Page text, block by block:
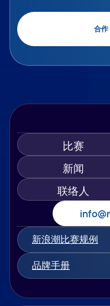
合作
比赛
新闻
联络人
新浪潮比赛规例
品牌手册